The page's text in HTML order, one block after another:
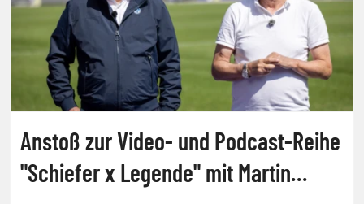
Anstoß zur Video- und Podcast-Reihe
"Schiefer x Legende" mit Martin